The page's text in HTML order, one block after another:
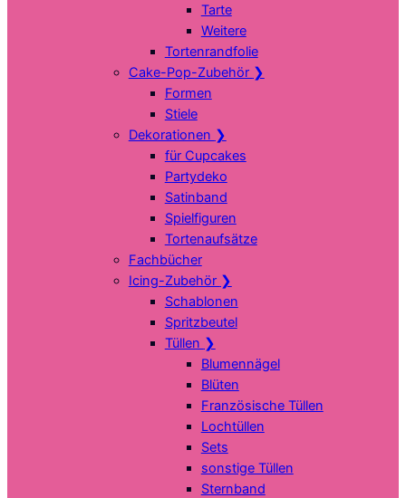
Tarte
Weitere
Tortenrandfolie
Cake-Pop-Zubehör ❯
Formen
Stiele
Dekorationen ❯
für Cupcakes
Partydeko
Satinband
Spielfiguren
Tortenaufsätze
Fachbücher
Icing-Zubehör ❯
Schablonen
Spritzbeutel
Tüllen ❯
Blumennägel
Blüten
Französische Tüllen
Lochtüllen
Sets
sonstige Tüllen
Sternband